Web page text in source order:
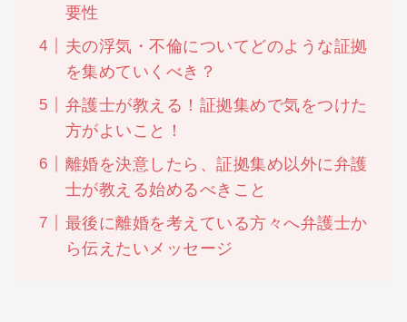
要性
夫の浮気・不倫についてどのような証拠
を集めていくべき？
弁護士が教える！証拠集めで気をつけた
方がよいこと！
離婚を決意したら、証拠集め以外に弁護
士が教える始めるべきこと
最後に離婚を考えている方々へ弁護士か
ら伝えたいメッセージ